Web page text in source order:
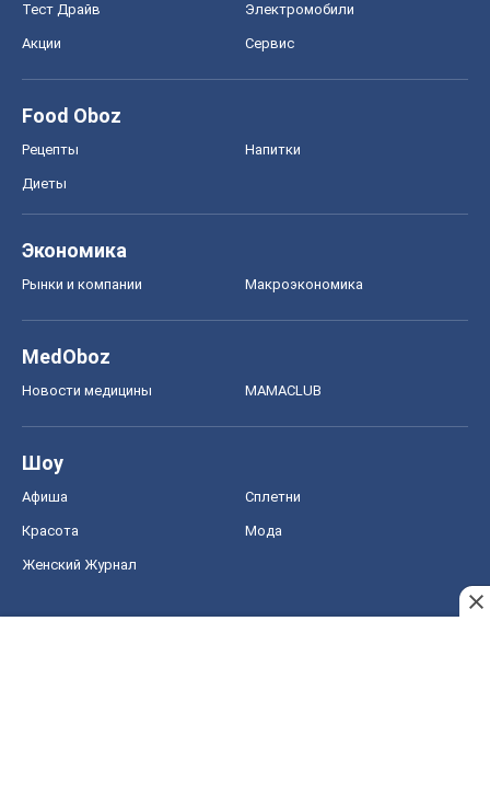
Тест Драйв Электромобили
Акции Сервис
Food Oboz
Рецепты Напитки
Диеты
Экономика
Рынки и компании Mакроэкономика
MedOboz
Новости медицины MAMACLUB
Шоу
Афиша Сплетни
Красота Мода
Женский Журнал